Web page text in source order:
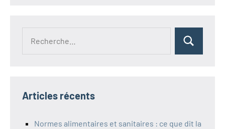
Rechercher
Articles récents
Normes alimentaires et sanitaires : ce que dit la